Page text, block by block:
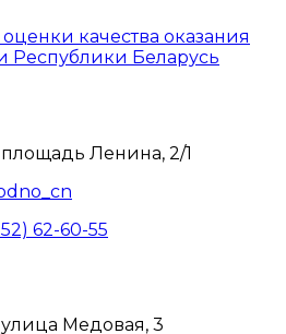
качества оказания
Республики Беларусь
Ленина, 2/1
62-60-55
Медовая, 3